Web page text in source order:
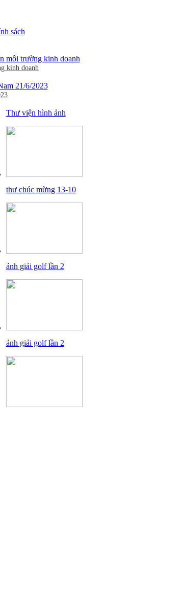
kinh doanh
Thư viện hình ảnh
thư chúc mừng 13-10
ảnh giải golf lần 2
ảnh giải golf lần 2